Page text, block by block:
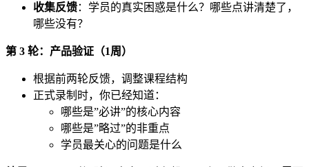
收集反馈：学员的真实困惑是什么？哪些点讲清楚了，
哪些没有？
第 3 轮：产品验证（1周）
根据前两轮反馈，调整课程结构
正式录制时，你已经知道：
哪些是”必讲”的核心内容
哪些是”略过”的非重点
学员最关心的问题是什么